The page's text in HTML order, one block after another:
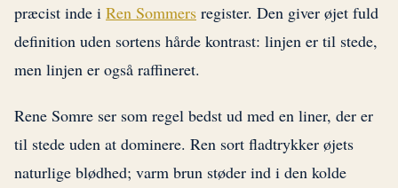
præcist inde i Ren Sommers register. Den giver øjet fuld
definition uden sortens hårde kontrast: linjen er til stede,
men linjen er også raffineret.
Rene Somre ser som regel bedst ud med en liner, der er
til stede uden at dominere. Ren sort fladtrykker øjets
naturlige blødhed; varm brun støder ind i den kolde